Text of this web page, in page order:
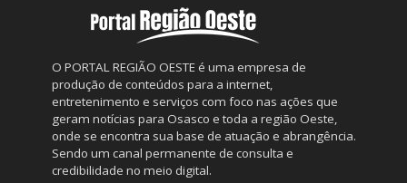
O PORTAL REGIÃO OESTE é uma empresa de
produção de conteúdos para a internet,
entretenimento e serviços com foco nas ações que
geram notícias para Osasco e toda a região Oeste,
onde se encontra sua base de atuação e abrangência.
Sendo um canal permanente de consulta e
credibilidade no meio digital.